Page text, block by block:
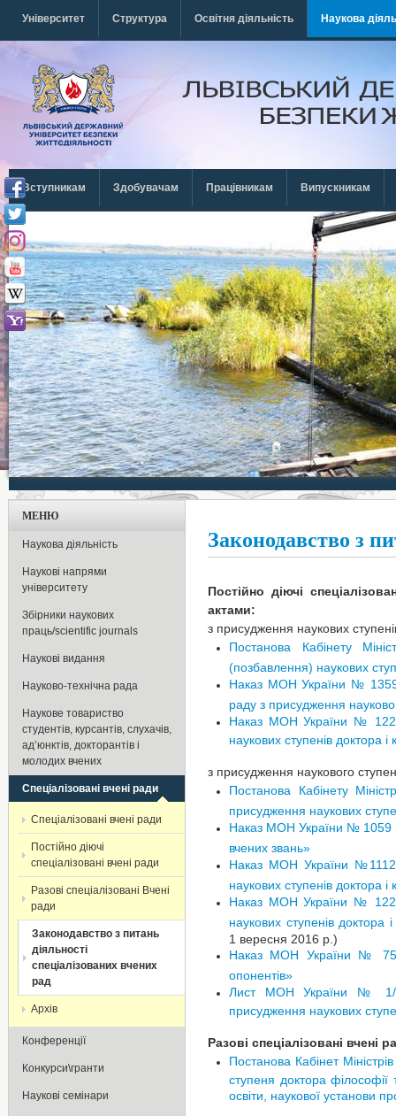
Університет
Структура Освітня діяльність Наукова
Вступникам Здобувачам Працівникам Випускникам
Законодавство з
Постійно діючі
актами:
з присудження наукових
Постанова Кабінету
(позбавлення) наукових
Наказ МОН України № 1359
раду з присудження
Наказ МОН України № 1220
наукових ступенів доктора
з присудження наукового
Постанова Кабінету
присудження наукових
Наказ МОН України № 1059
вчених звань»
Наказ МОН України №1112
наукових ступенів доктора
Наказ МОН України № 1220
наукових ступенів доктора
1 вересня 2016 р.)
Наказ МОН України № 758
опонентів»
Лист МОН України № 1/
присудження наукових
Разові спеціалізовані
Постанова Кабінет
ступеня доктора філософії
освіти, наукової установи
МЕНЮ
Наукова діяльність
Наукові напрями
університету
Збірники наукових
праць/scientific journals
Наукові видання
Науково-технічна рада
Наукове товариство
студентів, курсантів, слухачів,
ад’юнктів, докторантів і
молодих вчених
Спеціалізовані вчені ради
Спеціалізовані вчені ради
Постійно діючі
спеціалізовані вчені ради
Разові спеціалізовані Вчені
ради
Законодавство з питань
діяльності
спеціалізованих вчених
рад
Архів
Конференції
Конкурси\гранти
Наукові семінари